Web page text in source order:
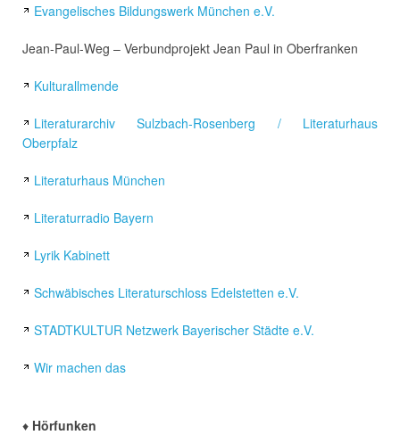
Evangelisches Bildungswerk München e.V.
Jean-Paul-Weg – Verbundprojekt Jean Paul in Oberfranken
Kulturallmende
Literaturarchiv Sulzbach-Rosenberg / Literaturhaus
Oberpfalz
Literaturhaus München
Literaturradio Bayern
Lyrik Kabinett
Schwäbisches Literaturschloss Edelstetten e.V.
STADTKULTUR Netzwerk Bayerischer Städte e.V.
Wir machen das
♦ Hörfunken